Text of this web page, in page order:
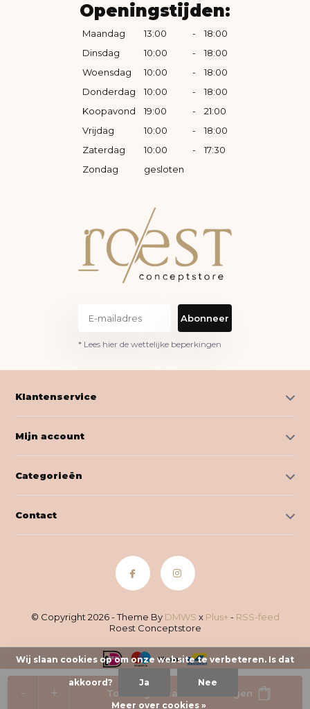
+
- Toevoegen aan winkelwagen
Openingstijden:
Maandag 13:00 -
18:00
Dinsdag
10:00 -
18:00
Woensdag
10:00 -
18:00
Donderdag
10:00 -
18:00
Koopavond
19:00 -
21:00
Vrijdag
10:00 -
18:00
Zaterdag
10:00 -
17:30
Zondag
gesloten
Abonneer
* Lees hier de wettelijke beperkingen
Klantenservice
Mijn account
Categorieën
Contact
© Copyright 2026 - Theme By DMWS x Plus+ - RSS-feed
Roest Conceptstore
Wij slaan cookies op om onze website te verbeteren. Is dat
akkoord? Ja Nee
Meer over cookies »